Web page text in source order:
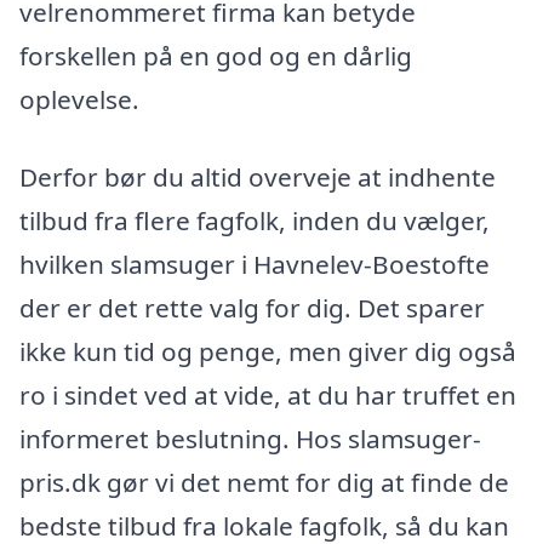
velrenommeret firma kan betyde
forskellen på en god og en dårlig
oplevelse.
Derfor bør du altid overveje at indhente
tilbud fra flere fagfolk, inden du vælger,
hvilken slamsuger i Havnelev-Boestofte
der er det rette valg for dig. Det sparer
ikke kun tid og penge, men giver dig også
ro i sindet ved at vide, at du har truffet en
informeret beslutning. Hos slamsuger-
pris.dk gør vi det nemt for dig at finde de
bedste tilbud fra lokale fagfolk, så du kan